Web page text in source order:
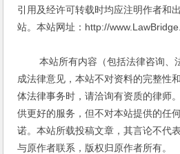
引用及经许可转载时均应注明作者和
站。本站网址：http://
本站所有内容（包括法律咨询、
成法律意见，本站不对资料的完整性
体法律事务时，请洽询有资质的律师
供更好的服务，但不对本站提供的任
诺。本站所载投稿文章，其言论不代
与原作者联系，版权归原作者所有。